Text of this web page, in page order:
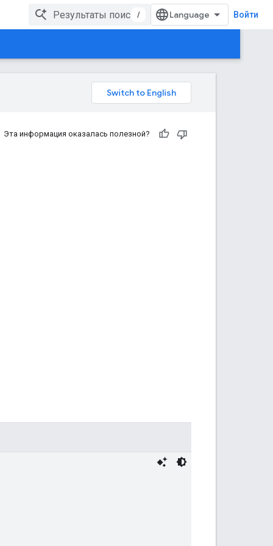
/ Войти
Эта информация оказалась полезной?